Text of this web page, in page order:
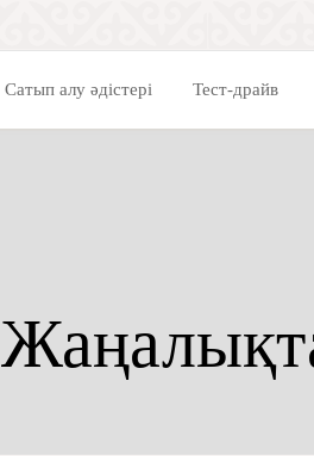
Сатып алу әдістері Тест-драйв